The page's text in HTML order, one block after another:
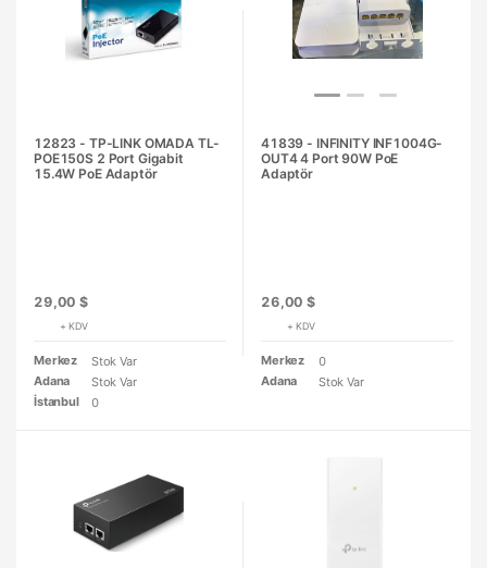
12823 - TP-LINK OMADA TL-
POE150S 2 Port Gigabit
15.4W PoE Adaptör
29,00 $
+ KDV
Merkez
Stok Var
Adana
Stok Var
İstanbul
0
41839 - INFINITY INF1004G-
OUT4 4 Port 90W PoE
Adaptör
26,00 $
+ KDV
Merkez
0
Adana
Stok Var